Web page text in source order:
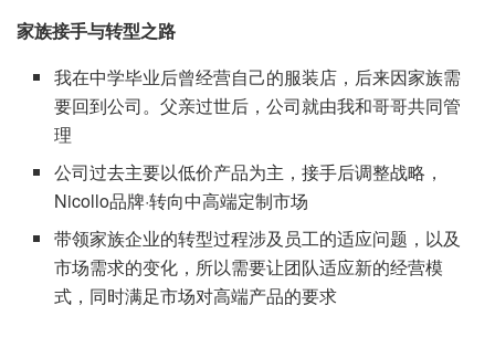
家族接手与转型之路
我在中学毕业后曾经营自己的服装店，后来因家族需
要回到公司。父亲过世后，公司就由我和哥哥共同管
理
公司过去主要以低价产品为主，接手后调整战略，
Nicollo品牌·转向中高端定制市场
带领家族企业的转型过程涉及员工的适应问题，以及
市场需求的变化，所以需要让团队适应新的经营模
式，同时满足市场对高端产品的要求